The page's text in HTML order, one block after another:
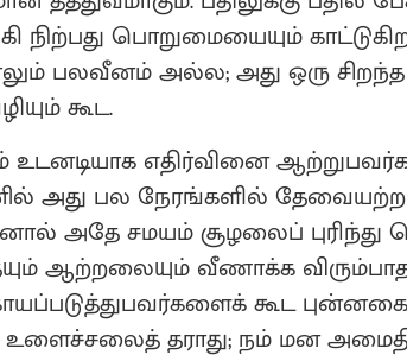
பொறுமையையும்
பலவீனம் அல்ல; அது ஒரு
கூட.
உடனடியாக எதிர்வினை
அது பல நேரங்களில்
அதே சமயம் சூழலைப்
ஆற்றலையும் வீணாக்க
கூட
தராது; நம் மன